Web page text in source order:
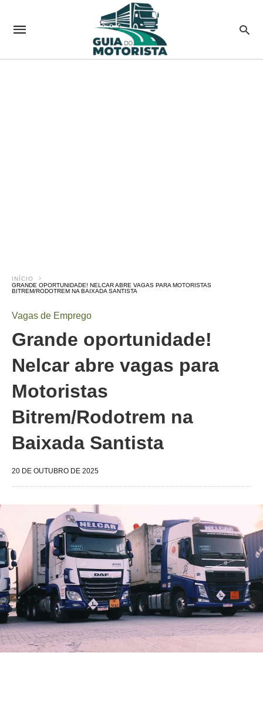
INÍCIO
GRANDE OPORTUNIDADE! NELCAR ABRE VAGAS PARA MOTORISTAS
BITREM/RODOTREM NA BAIXADA SANTISTA
Vagas de Emprego
Grande oportunidade!
Nelcar abre vagas para
Motoristas
Bitrem/Rodotrem na
Baixada Santista
20 DE OUTUBRO DE 2025